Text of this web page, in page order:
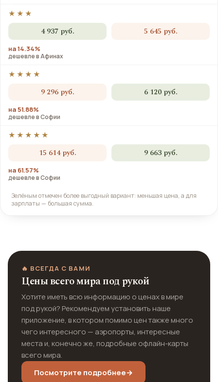
★★★
4 937 руб. 5 645 руб.
на 14.34%
дешевле в Афинах
★★★★
9 296 руб. 6 120 руб.
на 51.88%
дешевле в Софии
★★★★★
15 614 руб. 9 663 руб.
на 61.57%
дешевле в Софии
Зелёным отмечен более выгодный вариант: меньшая цена, а для
зарплаты — большая сумма.
🔥 ВСЕГДА С ВАМИ
Цены всего мира под рукой
Хотите иметь всю информацию о ценах в мире
под рукой? Рекомендуем установить наше
приложение, в котором помимо цен также много
чего интересного — аэропорты, интересные
места и, конечно же, подробные офлайн-карты
всего мира.
Посмотрите подробнее→